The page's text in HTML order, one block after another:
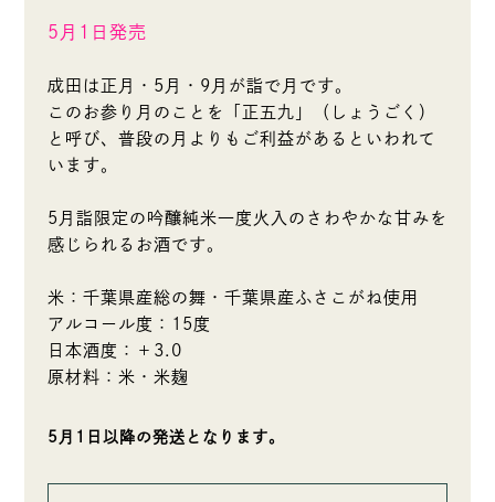
5月1日発売
成田は正月・5月・9月が詣で月です。
このお参り月のことを「正五九」（しょうごく）
と呼び、普段の月よりもご利益があるといわれて
います。
5月詣限定の吟醸純米一度火入のさわやかな甘みを
感じられるお酒です。
米：千葉県産総の舞・千葉県産ふさこがね使用
アルコール度：15度
日本酒度：＋3.0
原材料：米・米麹
5月1日以降の発送となります。